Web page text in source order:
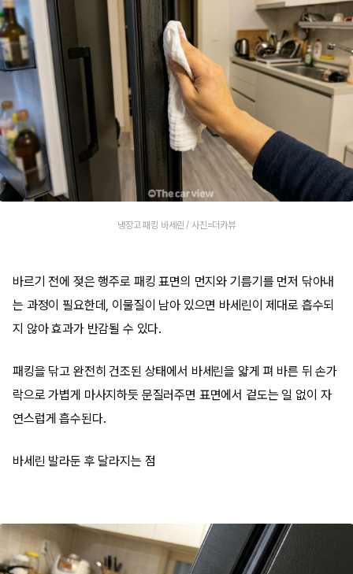
냉장고 패킹 바세린 / 사진=더카뷰
바르기 전에 젖은 행주로 패킹 표면의 먼지와 기름기를 먼저 닦아내
는 과정이 필요한데, 이물질이 남아 있으면 바세린이 제대로 흡수되
지 않아 효과가 반감될 수 있다.
패킹을 닦고 완전히 건조된 상태에서 바세린을 얇게 펴 바른 뒤 손가
락으로 가볍게 마사지하듯 문질러주면 표면에서 겉도는 일 없이 자
연스럽게 흡수된다.
바세린 발라둔 후 달라지는 점